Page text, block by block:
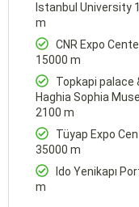
Istanbul University
m
CNR Expo
15000 m
Topkapi palace
Haghia Sophia
2100 m
Tüyap Expo
35000 m
Ido Yenikapı
m